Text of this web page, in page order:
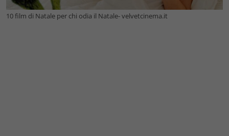
10 film di Natale per chi odia il Natale- velvetcinema.it